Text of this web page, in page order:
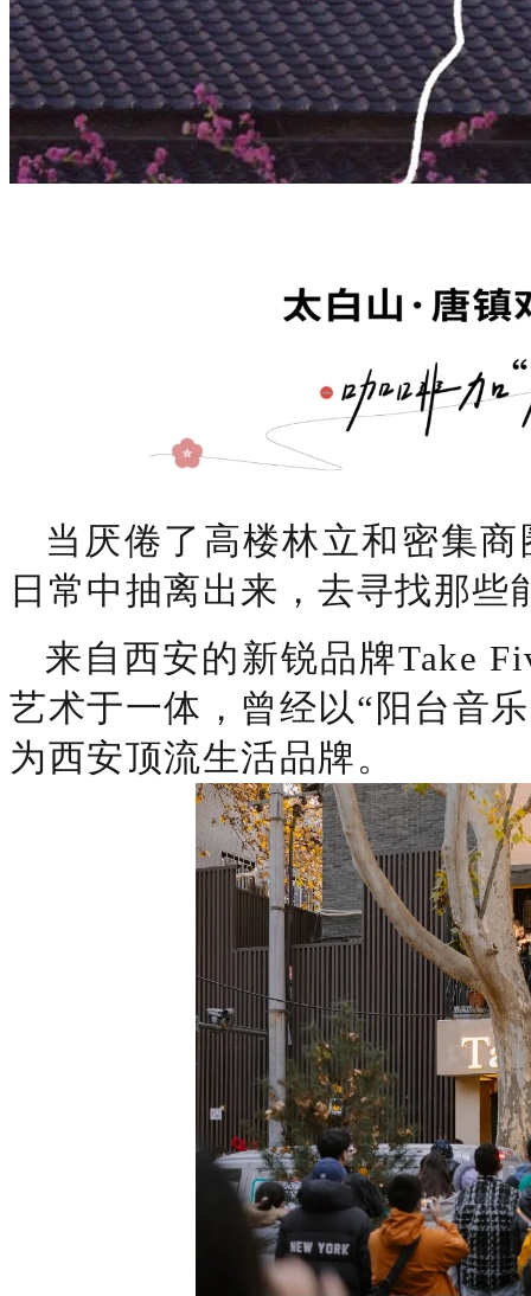
当厌倦了高楼林立和密集
日常中抽离出来，去寻找那
来自西安的新锐品牌Take
艺术于一体，曾经以“阳台音
为西安顶流生活品牌。